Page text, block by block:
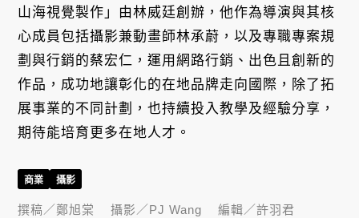
山海視覺製作」由林威廷創辦，他作為導演與其核
心成員包括攝影兼動畫師林承蔚，以及專職專案規
劃與行銷的蔡宏仁，運用網路行銷、出色且創新的
作品，成功地讓彰化的在地品牌走向國際，除了拓
展事業的不同計劃，也持續投入教學及經驗分享，
期待能培育更多在地人才。
商業 攝影
撰稿／鄭旭棠 攝影／PJ Wang 編輯／許羽君